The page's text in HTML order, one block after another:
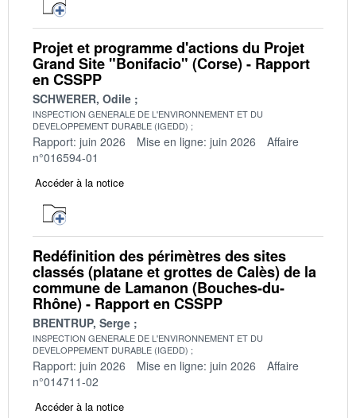
Projet et programme d'actions du Projet
Grand Site "Bonifacio" (Corse) - Rapport
en CSSPP
SCHWERER, Odile
INSPECTION GENERALE DE L'ENVIRONNEMENT ET DU
DEVELOPPEMENT DURABLE (IGEDD)
Rapport: juin 2026 Mise en ligne: juin 2026
Affaire
n°016594-01
Accéder à la notice
Redéfinition des périmètres des sites
classés (platane et grottes de Calès) de la
commune de Lamanon (Bouches-du-
Rhône) - Rapport en CSSPP
BRENTRUP, Serge
INSPECTION GENERALE DE L'ENVIRONNEMENT ET DU
DEVELOPPEMENT DURABLE (IGEDD)
Rapport: juin 2026 Mise en ligne: juin 2026
Affaire
n°014711-02
Accéder à la notice